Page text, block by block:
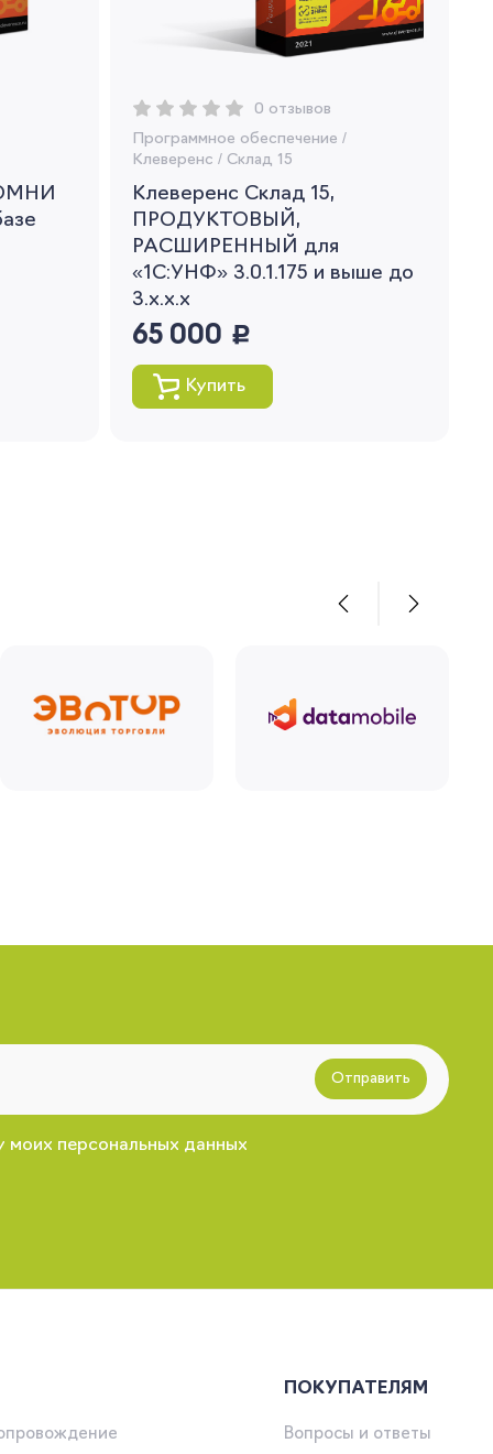
ОМНИ
0 отзывов
Программное обеспечение /
Клеверенс / Склад 15
Клеверенс Склад 15,
ПРОДУКТОВЫЙ,
РАСШИРЕННЫЙ для
«1С:УНФ» 3.0.1.175 и выше до
3.x.x.x
65 000 руб.
Купить
Отправить
моих персональных данных
ПОКУПАТЕЛЯМ
Вопросы и ответы